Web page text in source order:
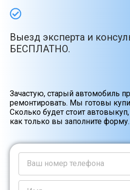
Выезд эксперта и
БЕСПЛАТНО.
Зачастую, старый автомобиль
ремонтировать. Мы готовы
Сколько будет стоит
как только вы заполните форму.